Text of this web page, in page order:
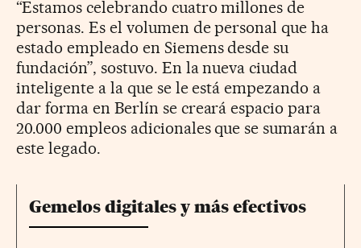
“Estamos celebrando cuatro millones de
personas. Es el volumen de personal que ha
estado empleado en Siemens desde su
fundación”, sostuvo. En la nueva ciudad
inteligente a la que se le está empezando a
dar forma en Berlín se creará espacio para
20.000 empleos adicionales que se sumarán a
este legado.
Gemelos digitales y más efectivos